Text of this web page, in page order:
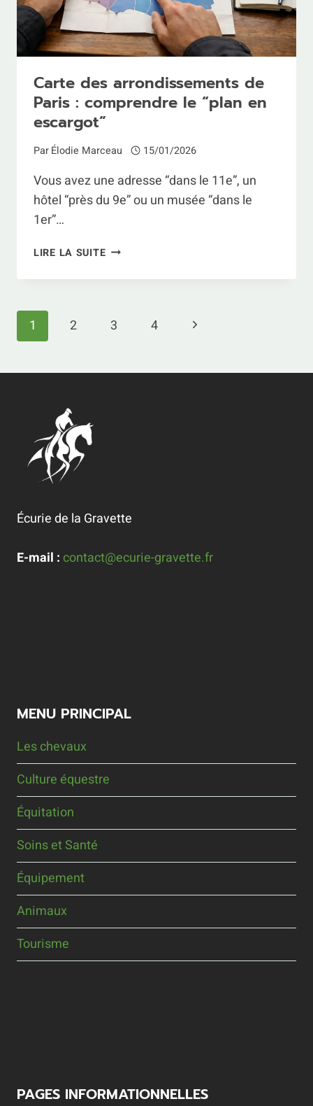
Carte des arrondissements de
Paris : comprendre le “plan en
escargot”
ParÉlodie Marceau 15/01/2026
Vous avez une adresse “dans le 11e”, un
hôtel “près du 9e” ou un musée “dans le
1er”…
LIRE LA SUITECARTE
ARRONDISSEMENTS
Navigation
page
1 2 3 4
Page
Écurie de la Gravette
E-mail : contact@ecurie-gravette.fr
MENU PRINCIPAL
Les chevaux
Culture équestre
Équitation
Soins et Santé
Équipement
Animaux
Tourisme
PAGES INFORMATIONNELLES